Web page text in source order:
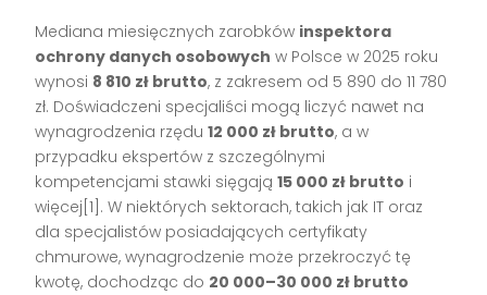
Mediana miesięcznych zarobków inspektora
ochrony danych osobowych w Polsce w 2025 roku
wynosi 8 810 zł brutto, z zakresem od 5 890 do 11 780
zł. Doświadczeni specjaliści mogą liczyć nawet na
wynagrodzenia rzędu12 000 zł brutto, a w
przypadku ekspertów z szczególnymi
kompetencjami stawki sięgają15 000 zł brutto i
więcej[1]. W niektórych sektorach, takich jak IT oraz
dla specjalistów posiadających certyfikaty
chmurowe, wynagrodzenie może przekroczyć tę
kwotę, dochodząc do 20 000–30 000 zł brutto